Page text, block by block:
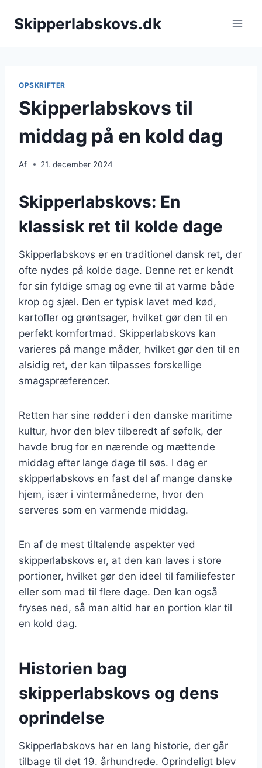
Skipperlabskovs.dk
OPSKRIFTER
Skipperlabskovs til
middag på en kold dag
Af 21. december 2024
Skipperlabskovs: En
klassisk ret til kolde dage
Skipperlabskovs er en traditionel dansk ret, der
ofte nydes på kolde dage. Denne ret er kendt
for sin fyldige smag og evne til at varme både
krop og sjæl. Den er typisk lavet med kød,
kartofler og grøntsager, hvilket gør den til en
perfekt komfortmad. Skipperlabskovs kan
varieres på mange måder, hvilket gør den til en
alsidig ret, der kan tilpasses forskellige
smagspræferencer.
Retten har sine rødder i den danske maritime
kultur, hvor den blev tilberedt af søfolk, der
havde brug for en nærende og mættende
middag efter lange dage til søs. I dag er
skipperlabskovs en fast del af mange danske
hjem, især i vintermånederne, hvor den
serveres som en varmende middag.
En af de mest tiltalende aspekter ved
skipperlabskovs er, at den kan laves i store
portioner, hvilket gør den ideel til familiefester
eller som mad til flere dage. Den kan også
fryses ned, så man altid har en portion klar til
en kold dag.
Historien bag
skipperlabskovs og dens
oprindelse
Skipperlabskovs har en lang historie, der går
tilbage til det 19. århundrede. Oprindeligt blev